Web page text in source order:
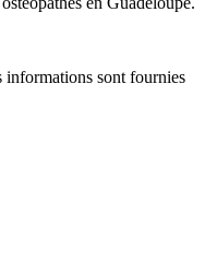
informations sont fournies